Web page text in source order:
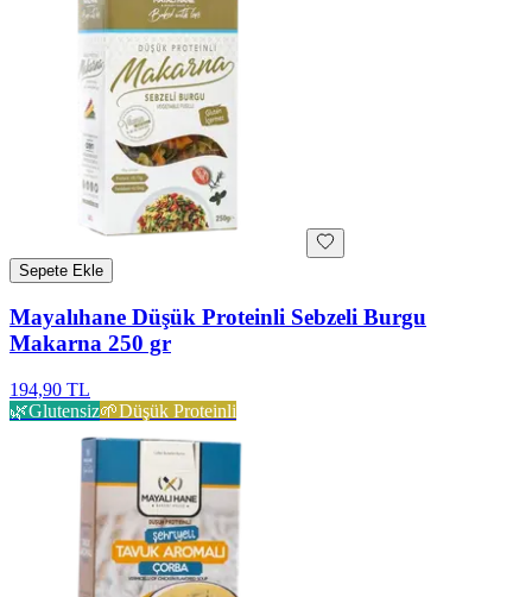
Sepete Ekle
Mayalıhane Düşük Proteinli Sebzeli Burgu
Makarna 250 gr
194,90 TL
🌿Glutensiz🌱Düşük Proteinli